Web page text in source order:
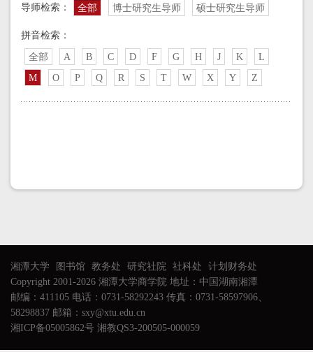
导师检索： 全部 博士研究生导师 硕士研究生导师
拼音检索：
全部 A B C D F G H J K
L
M
O P Q R S T W X Y Z
湘潭大学 图书馆 教务处 研究社院 社科处
计划财务处
Copyright 2001-2026 湘潭大学商学院 地址：中国湖南湘潭
邮编：411105 电话：0731-58292243 传真：0731-58597906、
58298837 邮箱：sxy@xtu.edu.cn
湘ICP备05005862号 湘教QS3-200505-000059